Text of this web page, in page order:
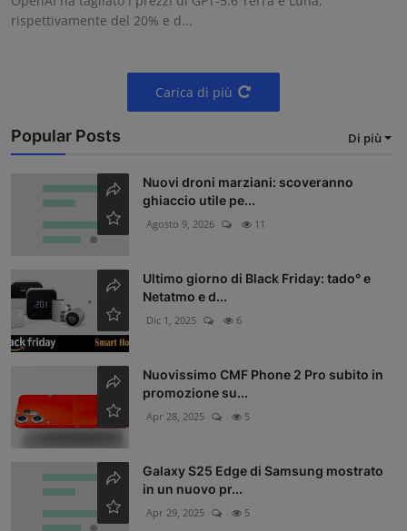
rispettivamente del 20% e d...
Carica di più
Popular Posts Di più
Nuovi droni marziani: scoveranno
ghiaccio utile pe...
Agosto 9, 2026 11
Ultimo giorno di Black Friday: tado° e
Netatmo e d...
Dic 1, 2025 6
Nuovissimo CMF Phone 2 Pro subito in
promozione su...
Apr 28, 2025 5
Galaxy S25 Edge di Samsung mostrato
in un nuovo pr...
Apr 29, 2025 5